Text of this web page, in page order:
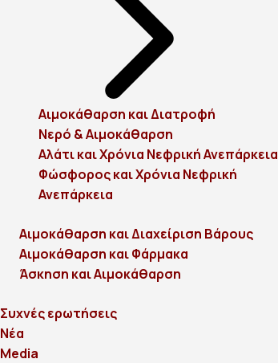
Αιμοκάθαρση και Διατροφή
Νερό & Αιμοκάθαρση
Αλάτι και Χρόνια Νεφρική Ανεπάρκεια
Φώσφορος και Χρόνια Νεφρική
Ανεπάρκεια
Αιμοκάθαρση και Διαχείριση Βάρους
Αιμοκάθαρση και Φάρμακα
Άσκηση και Αιμοκάθαρση
Συχνές ερωτήσεις
Νέα
Media